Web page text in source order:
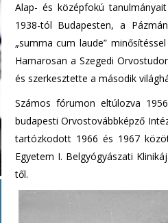
Alap- és középfokú
1938-tól Budapesten, a
„summa cum laude”
Hamarosan a Szegedi
és szerkesztette a második
Számos fórumon eltúlozva
budapesti Orvostovábbképző
tartózkodott 1966 és 1967
Egyetem I. Belgyógyászati
től.